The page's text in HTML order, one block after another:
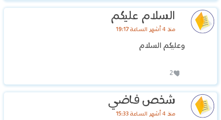
السلام عليكم
منذ 4 أشهر الساعة 19:17
وعليكم السلام
2
شخص فاضي
منذ 4 أشهر الساعة 15:33